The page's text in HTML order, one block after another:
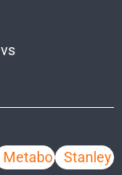
Metabo Stanley